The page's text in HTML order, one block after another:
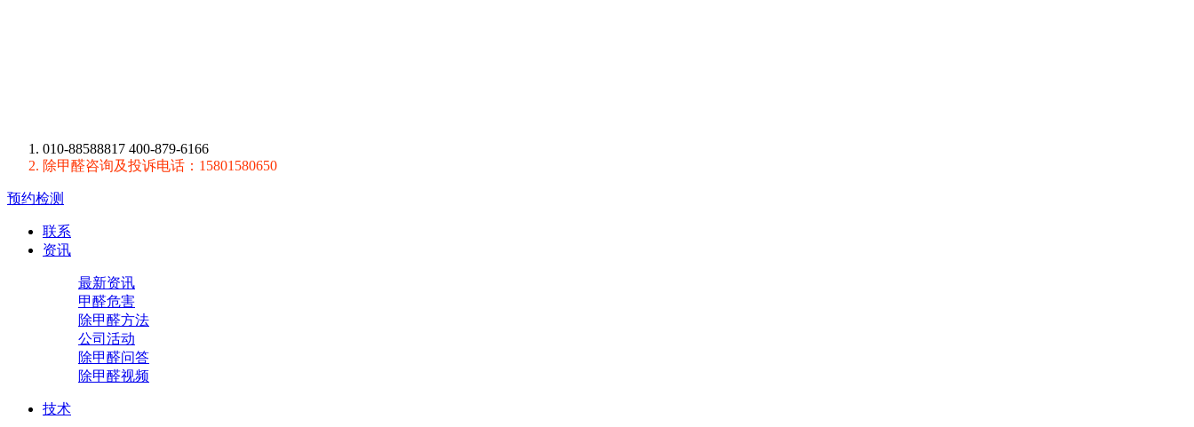
010-88588817 400-879-6166
除甲醛咨询及投诉电话：15801580650
预约检测
联系
资讯
最新资讯
甲醛危害
除甲醛方法
公司活动
除甲醛问答
除甲醛视频
技术